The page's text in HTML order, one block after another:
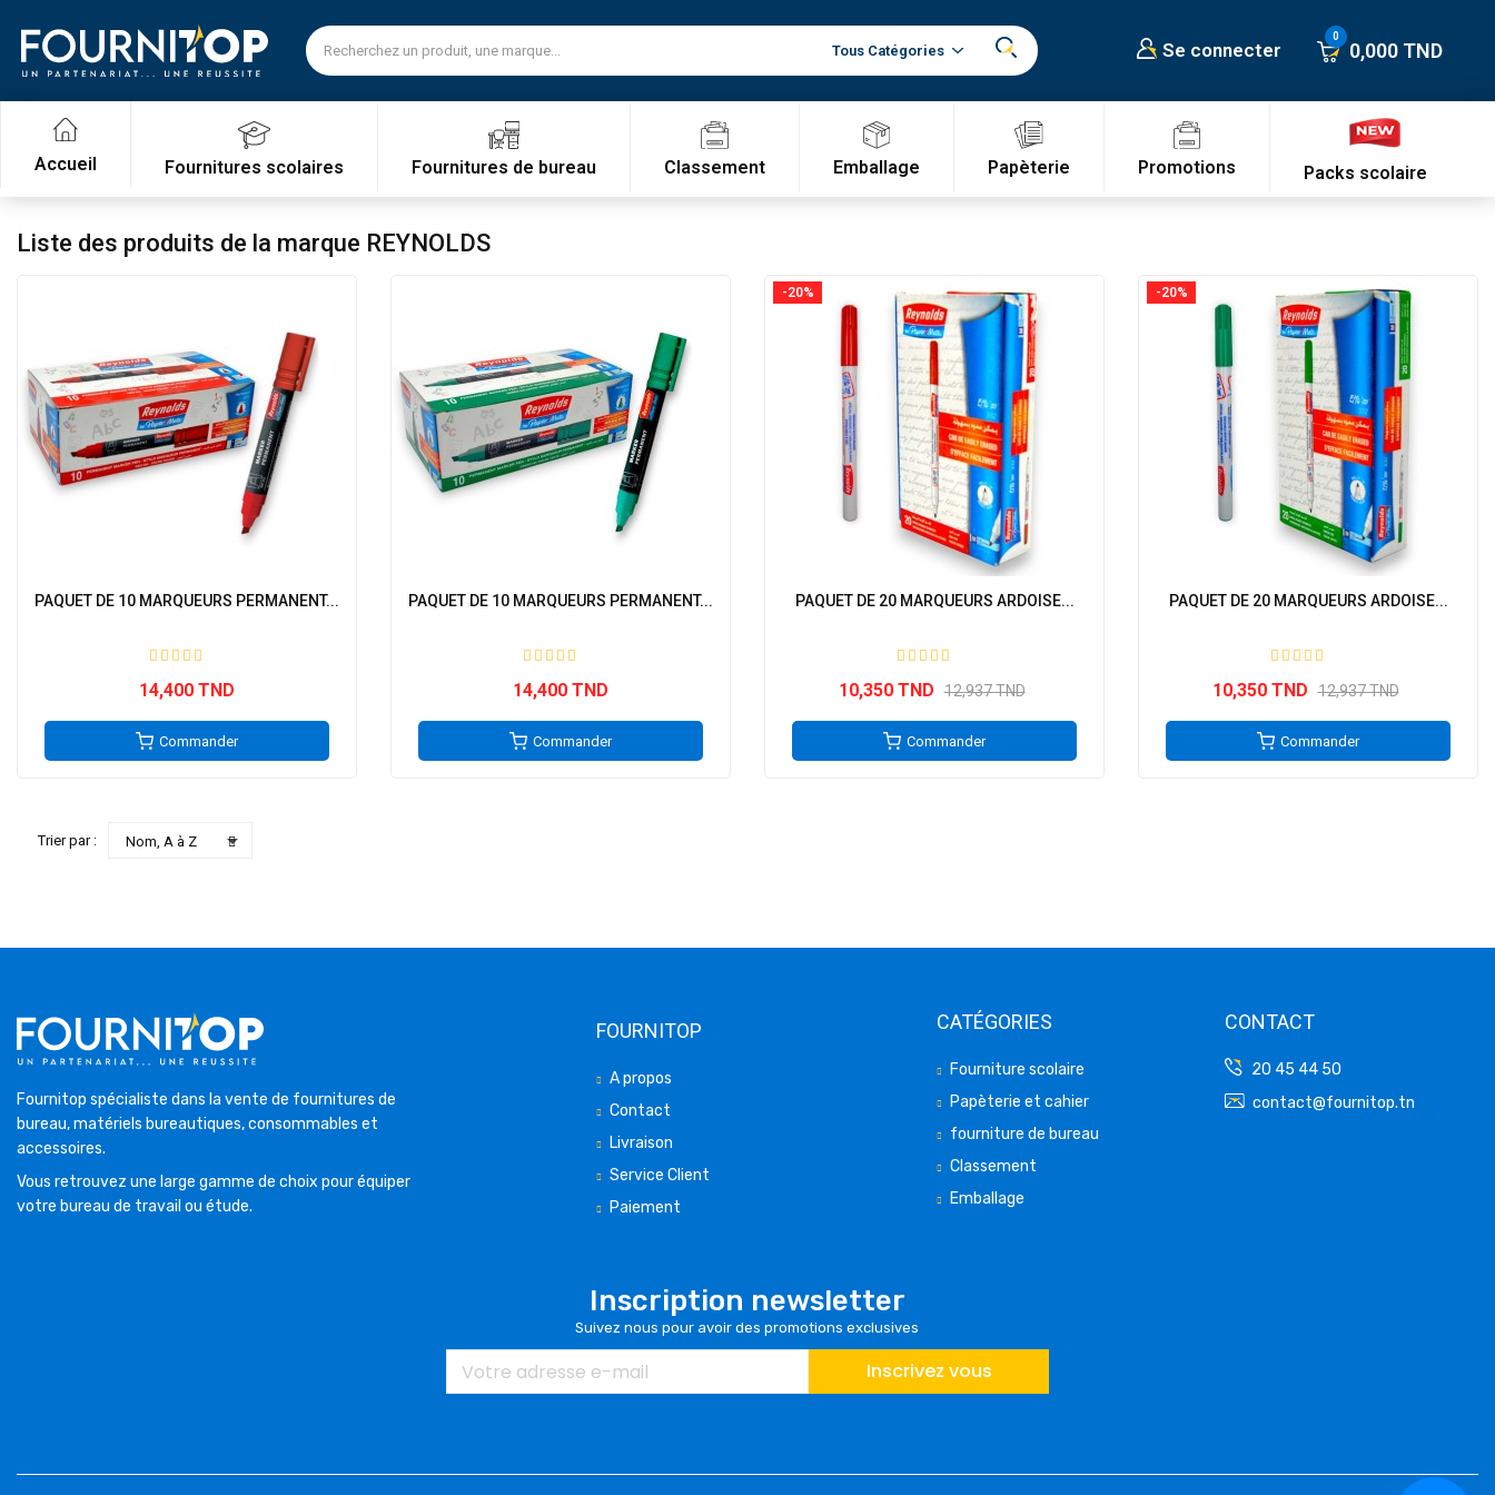
Se connecter 0,000 TND
Accueil Fournitures scolaires Fournitures de bureau Classement Emballage Papèterie Promotions Packs scolaire
Liste des produits de la marque REYNOLDS
PAQUET DE 10 MARQUEURS PERMANENT...
14,400 TND
Commander
PAQUET DE 10 MARQUEURS PERMANENT...
14,400 TND
Commander
-20%
PAQUET DE 20 MARQUEURS ARDOISE...
10,350 TND 12,937 TND
Commander
-20%
PAQUET DE 20 MARQUEURS ARDOISE...
10,350 TND 12,937 TND
Commander
Trier par : Nom, A à Z 
Fournitop spécialiste dans la vente de fournitures de
bureau, matériels bureautiques, consommables et
accessoires.
Vous retrouvez une large gamme de choix pour équiper
votre bureau de travail ou étude.
FOURNITOP
A propos
Contact
Livraison
Service Client
Paiement
CATÉGORIES
Fourniture scolaire
Papèterie et cahier
fourniture de bureau
Classement
Emballage
CONTACT
20 45 44 50
contact@fournitop.tn
Inscription newsletter
Suivez nous pour avoir des promotions exclusives
Inscrivez vous